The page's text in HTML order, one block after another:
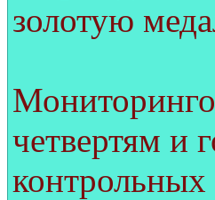
золотую
четвертям и
контрольных